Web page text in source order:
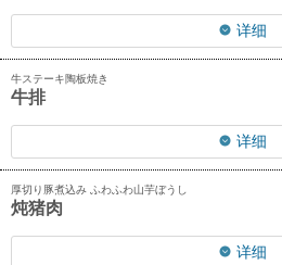
详细
牛ステーキ陶板焼き
牛排
详细
厚切り豚煮込み ふわふわ山芋ぼうし
炖猪肉
详细